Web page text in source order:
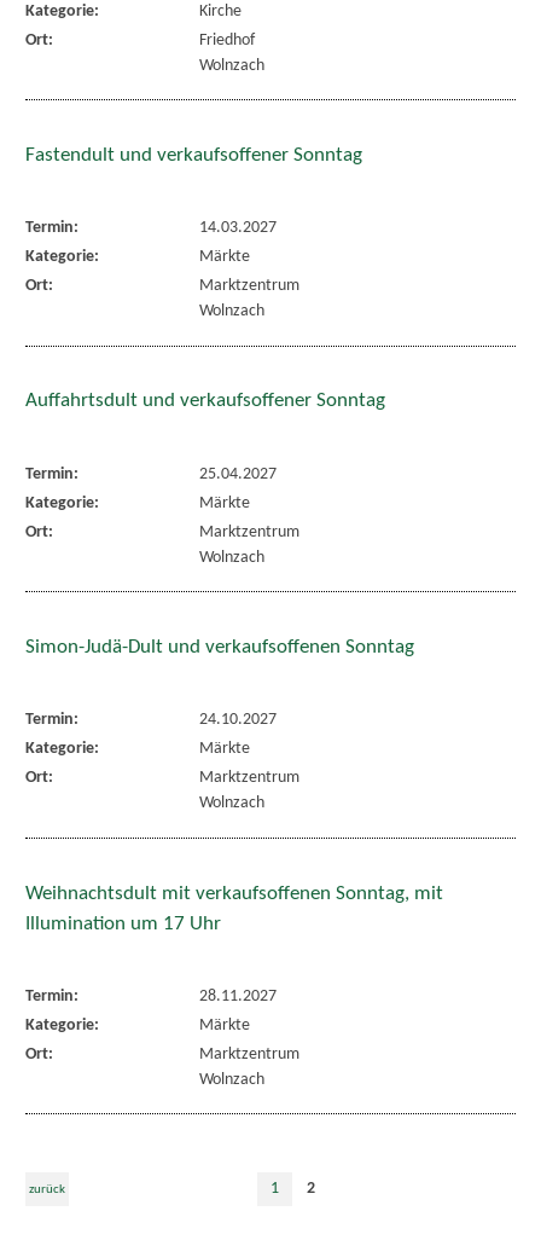
Kategorie:
Kirche
Ort:
Friedhof
Wolnzach
Fastendult und verkaufsoffener Sonntag
Termin:
14.03.2027
Kategorie:
Märkte
Ort:
Marktzentrum
Wolnzach
Auffahrtsdult und verkaufsoffener Sonntag
Termin:
25.04.2027
Kategorie:
Märkte
Ort:
Marktzentrum
Wolnzach
Simon-Judä-Dult und verkaufsoffenen Sonntag
Termin:
24.10.2027
Kategorie:
Märkte
Ort:
Marktzentrum
Wolnzach
Weihnachtsdult mit verkaufsoffenen Sonntag, mit
Illumination um 17 Uhr
Termin:
28.11.2027
Kategorie:
Märkte
Ort:
Marktzentrum
Wolnzach
zurück 1 2